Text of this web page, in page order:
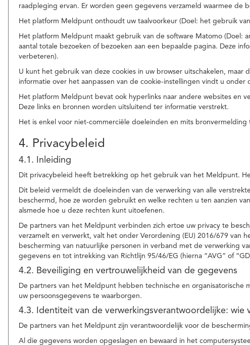
raadpleging ervan. Er worden geen gegevens verzameld waarmee de
Het platform Meldpunt onthoudt uw taalvoorkeur (Doel: het gebruik
Het platform Meldpunt maakt gebruik van de software Matomo (Doel:
aantal totale bezoeken of bezoeken aan een bepaalde pagina. Deze
verbeteren).
U kunt het gebruik van deze cookies in uw browser uitschakelen,
informatie over het aanpassen van de cookie-instellingen vindt u onder
Het platform Meldpunt bevat ook hyperlinks naar andere websites en
Deze links en bronnen worden uitsluitend ter informatie verstrekt.
Het is enkel voor niet-commerciële doeleinden en mits
4. Privacybeleid
4.1. Inleiding
Dit privacybeleid heeft betrekking op het gebruik van het Meldpunt.
Dit beleid vermeldt de doeleinden van de verwerking van alle
beschermd, hoe ze worden gebruikt en welke rechten u ten aanzien
alsmede hoe u deze rechten kunt uitoefenen.
De partners van het Meldpunt verbinden zich ertoe uw privacy te
verzamelt en verwerkt, valt het onder Verordening (EU) 2016/679 van
bescherming van natuurlijke personen in verband met de verwerking
gegevens en tot intrekking van Richtlijn 95/46/EG (hierna “AVG” of
4.2. Beveiliging en vertrouwelijkheid van de gegevens
De partners van het Meldpunt hebben technische en
uw persoonsgegevens te waarborgen.
4.3. Identiteit van de verwerkingsverantwoordelijke: wie
De partners van het Meldpunt zijn verantwoordelijk voor de
Al die gegevens worden opgeslagen en bewaard in het